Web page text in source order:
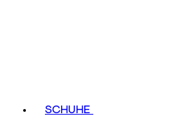
SCHUHE